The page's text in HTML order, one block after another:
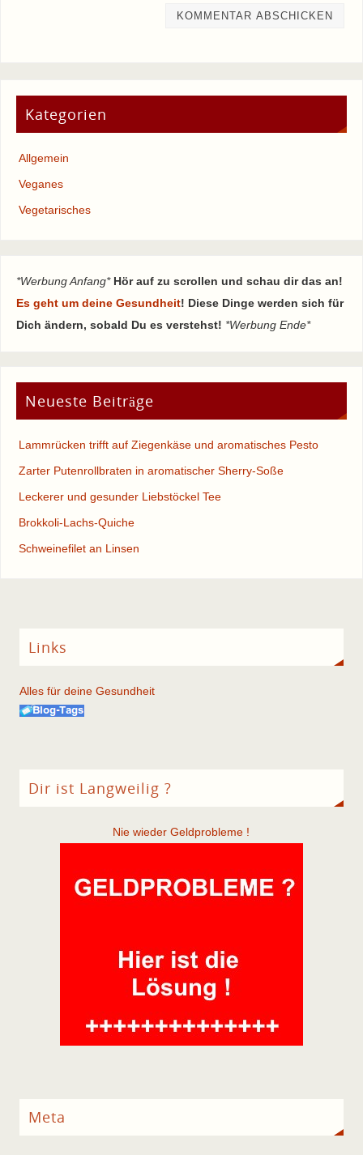
Kategorien
Allgemein
Veganes
Vegetarisches
*Werbung Anfang* Hör auf zu scrollen und schau dir das an!
Es geht um deine Gesundheit! Diese Dinge werden sich für
Dich ändern, sobald Du es verstehst! *Werbung Ende*
Neueste Beiträge
Lammrücken trifft auf Ziegenkäse und aromatisches Pesto
Zarter Putenrollbraten in aromatischer Sherry-Soße
Leckerer und gesunder Liebstöckel Tee
Brokkoli-Lachs-Quiche
Schweinefilet an Linsen
Links
Alles für deine Gesundheit
Dir ist Langweilig ?
Nie wieder Geldprobleme !
Meta